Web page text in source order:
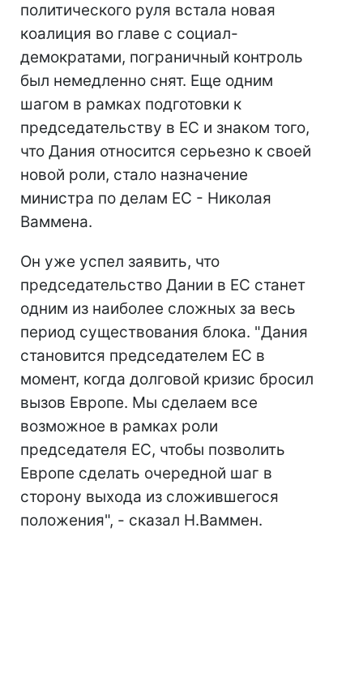
политического руля встала новая
коалиция во главе с социал-
демократами, пограничный контроль
был немедленно снят. Еще одним
шагом в рамках подготовки к
председательству в ЕС и знаком того,
что Дания относится серьезно к своей
новой роли, стало назначение
министра по делам ЕС - Николая
Ваммена.
Он уже успел заявить, что
председательство Дании в ЕС станет
одним из наиболее сложных за весь
период существования блока. "Дания
становится председателем ЕС в
момент, когда долговой кризис бросил
вызов Европе. Мы сделаем все
возможное в рамках роли
председателя ЕС, чтобы позволить
Европе сделать очередной шаг в
сторону выхода из сложившегося
положения", - сказал Н.Ваммен.